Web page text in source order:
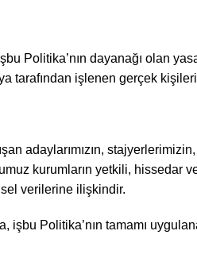
Politika’nın dayanağı olan
tarafından işlenen gerçek
adaylarımızın,
kurumların yetkili, hissedar
verilerine ilişkindir.
işbu Politika’nın tamamı